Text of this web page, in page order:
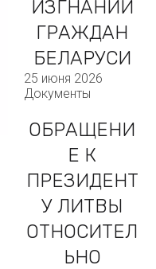
ИЗГНАНИИ
ГРАЖДАН
БЕЛАРУСИ
25 июня 2026
Документы
ОБРАЩЕНИ
Е К
ПРЕЗИДЕНТ
У ЛИТВЫ
ОТНОСИТЕЛ
ЬНО